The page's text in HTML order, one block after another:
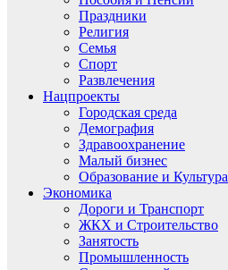
Праздники
Религия
Семья
Спорт
Развлечения
Нацпроекты
Городская среда
Демография
Здравоохранение
Малый бизнес
Образование и Культура
Экономика
Дороги и Транспорт
ЖКХ и Строительство
Занятость
Промышленность